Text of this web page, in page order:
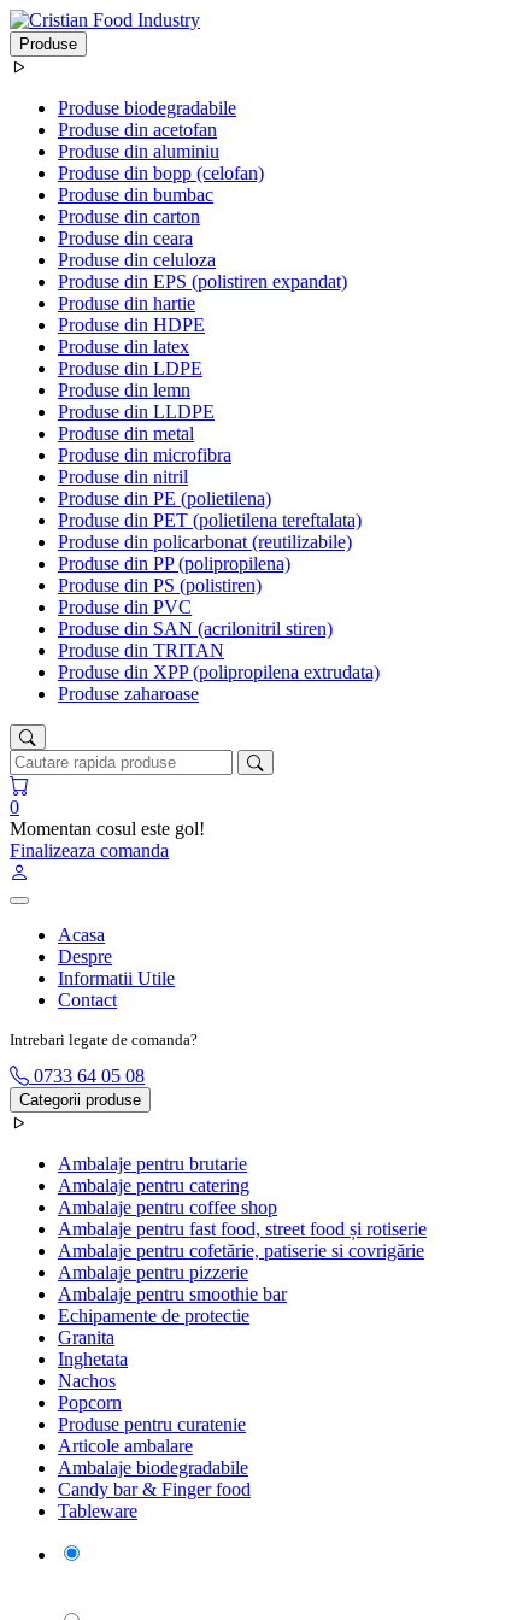
Produse
Produse biodegradabile
Produse din acetofan
Produse din aluminiu
Produse din bopp (celofan)
Produse din bumbac
Produse din carton
Produse din ceara
Produse din celuloza
Produse din EPS (polistiren expandat)
Produse din hartie
Produse din HDPE
Produse din latex
Produse din LDPE
Produse din lemn
Produse din LLDPE
Produse din metal
Produse din microfibra
Produse din nitril
Produse din PE (polietilena)
Produse din PET (polietilena tereftalata)
Produse din policarbonat (reutilizabile)
Produse din PP (polipropilena)
Produse din PS (polistiren)
Produse din PVC
Produse din SAN (acrilonitril stiren)
Produse din TRITAN
Produse din XPP (polipropilena extrudata)
Produse zaharoase
0
Momentan cosul este gol!
Finalizeaza comanda
Acasa
Despre
Informatii Utile
Contact
Intrebari legate de comanda?
0733 64 05 08
Categorii produse
Ambalaje pentru brutarie
Ambalaje pentru catering
Ambalaje pentru coffee shop
Ambalaje pentru fast food, street food și rotiserie
Ambalaje pentru cofetărie, patiserie si covrigărie
Ambalaje pentru pizzerie
Ambalaje pentru smoothie bar
Echipamente de protectie
Granita
Inghetata
Nachos
Popcorn
Produse pentru curatenie
Articole ambalare
Ambalaje biodegradabile
Candy bar & Finger food
Tableware